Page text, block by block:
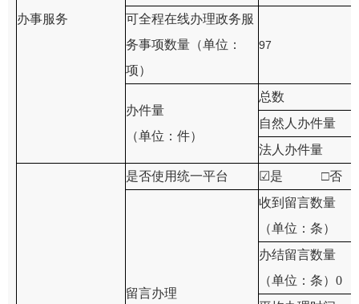
办事服务
可全程在线办理政务服
务事项数量（单位：
项）
97
办件量
（单位：件）
总数
自然人办件量
法人办件量
是否使用统一平台
☑是 □否
留言办理
收到留言数量
（单位：条）
办结留言数量
（单位：条）0